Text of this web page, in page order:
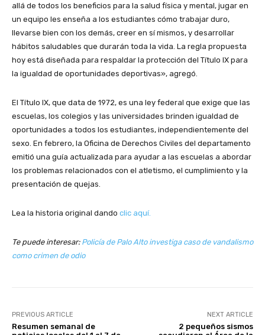
allá de todos los beneficios para la salud física y mental, jugar en
un equipo les enseña a los estudiantes cómo trabajar duro,
llevarse bien con los demás, creer en sí mismos, y desarrollar
hábitos saludables que durarán toda la vida. La regla propuesta
hoy está diseñada para respaldar la protección del Título IX para
la igualdad de oportunidades deportivas», agregó.
El Título IX, que data de 1972, es una ley federal que exige que las
escuelas, los colegios y las universidades brinden igualdad de
oportunidades a todos los estudiantes, independientemente del
sexo. En febrero, la Oficina de Derechos Civiles del departamento
emitió una guía actualizada para ayudar a las escuelas a abordar
los problemas relacionados con el atletismo, el cumplimiento y la
presentación de quejas.
Lea la historia original dando clic aquí.
Te puede interesar:Policía de Palo Alto investiga caso de vandalismo
como crimen de odio
PREVIOUS ARTICLE
Resumen semanal de
NEXT ARTICLE
2 pequeños sismos